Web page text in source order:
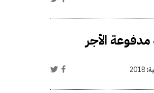
إجازة رسمية مدفوعة الأجر
2018